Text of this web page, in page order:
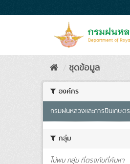
to
ชุดข้อมูล
องค์กร
กรมฝนหลวงและการบินเกษตร
กลุ่ม
ไม่พบ กลุ่ม ที่ตรงกับที่ค้นหา